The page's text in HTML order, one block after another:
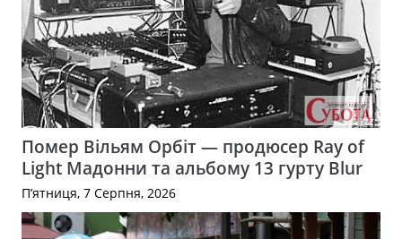
Помер Вільям Орбіт — продюсер Ray of
Light Мадонни та альбому 13 гурту Blur
П’ятниця, 7 Серпня, 2026